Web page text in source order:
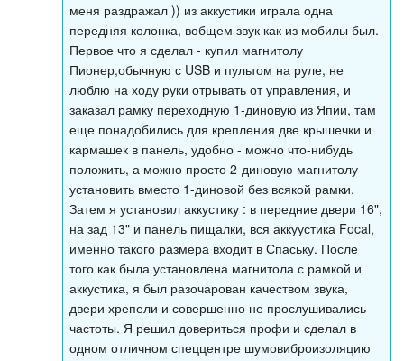
меня раздражал )) из аккустики играла одна
передняя колонка, вобщем звук как из мобилы был.
Первое что я сделал - купил магнитолу
Пионер,обычную с USB и пультом на руле, не
люблю на ходу руки отрывать от управления, и
заказал рамку переходную 1-диновую из Япии, там
еще понадобились для крепления две крышечки и
кармашек в панель, удобно - можно что-нибудь
положить, а можно просто 2-диновую магнитолу
установить вместо 1-диновой без всякой рамки.
Затем я установил аккустику : в передние двери 16",
на зад 13" и панель пищалки, вся аккуустика Focal,
именно такого размера входит в Спаську. После
того как была установлена магнитола с рамкой и
аккустика, я был разочарован качеством звука,
двери хрепели и совершенно не прослушивались
частоты. Я решил довериться профи и сделал в
одном отличном спеццентре шумовиброизоляцию